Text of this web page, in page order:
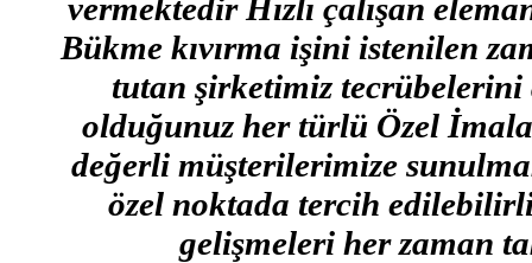
vermektedir Hızlı çalışan
Bükme kıvırma işini istenilen
tutan şirketimiz tecrübelerini
olduğunuz her türlü Özel
değerli müşterilerimize
özel noktada tercih
gelişmeleri her zaman